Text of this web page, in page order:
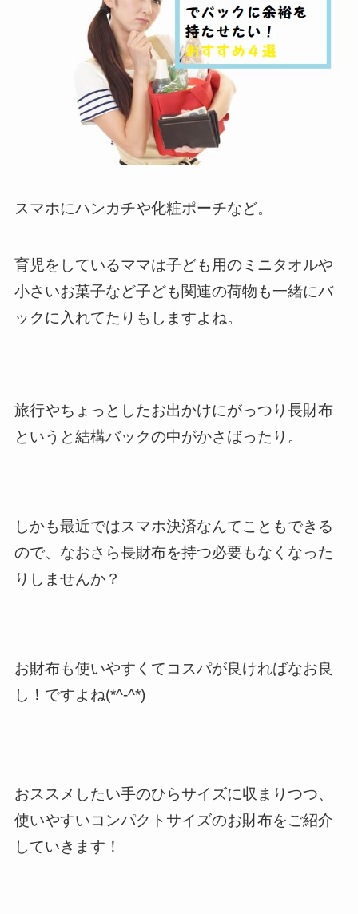
スマホにハンカチや化粧ポーチなど。
育児をしているママは子ども用のミニタオルや
小さいお菓子など子ども関連の荷物も一緒にバ
ックに入れてたりもしますよね。
旅行やちょっとしたお出かけにがっつり長財布
というと結構バックの中がかさばったり。
しかも最近ではスマホ決済なんてこともできる
ので、なおさら長財布を持つ必要もなくなった
りしませんか？
お財布も使いやすくてコスパが良ければなお良
し ！ですよね(*^-^*)
おススメしたい手のひらサイズに収まりつつ、
使いやすいコンパクトサイズのお財布をご紹介
していきます！